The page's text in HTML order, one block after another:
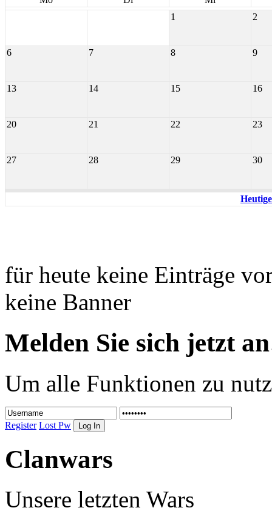
1
2
6 7 8 9
13 14 15 16
20 21 22 23
27 28 29 30
für heute keine Einträge
keine Banner
Melden Sie sich jetzt
Um alle Funktionen zu
Register Lost Pw
Clanwars
Unsere letzten Wars